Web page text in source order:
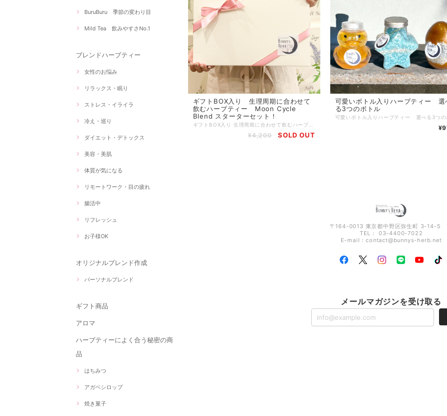
BuruBuru 季節の変わり目
Mild Tea 飲みやすさNo.1
ブレンドハーブティー
女性のお悩み
リラックス・眠り
ストレス・イライラ
冷え・巡り
ダイエット・デトックス
美容・美肌
体質が気になる
リモートワーク・目の疲れ
腸活中
リフレッシュ
お子様OK
オリジナルブレンド作成
パーソナルブレンド
ギフト商品
アロマ
ハーブティーによく合う秘密の商
品
はちみつ
アガベシロップ
焼き菓子
ギフトBOX入り 生理周期に合わせて
飲むハーブティー Moon Cycle
Blend スターターセット！
¥4,200 SOLD OUT
可愛いボトル入りハーブティー 選
る3つのボトル
〒164-0013 東京都中野区弥生町 3-14-5
TEL： 03-4400-7022
E-mail：contact@bunnys-herb.net
メールマガジンを受け取る